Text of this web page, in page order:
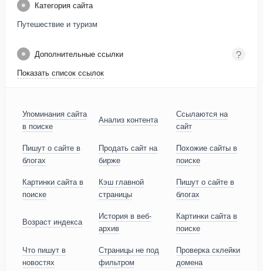
Категория сайта
Путешествие и туризм
Дополнительные ссылки
Показать список ссылок
Упоминания сайта
в поиске
Анализ контента
Ссылаются на
сайт
Пишут о сайте в
блогах
Продать сайт на
бирже
Похожие сайты в
поиске
Картинки сайта в
поиске
Кэш главной
страницы
Пишут о сайте в
блогах
Возраст индекса
История в веб-
архив
Картинки сайта в
поиске
Что пишут в
новостях
Страницы не под
фильтром
Проверка склейки
домена